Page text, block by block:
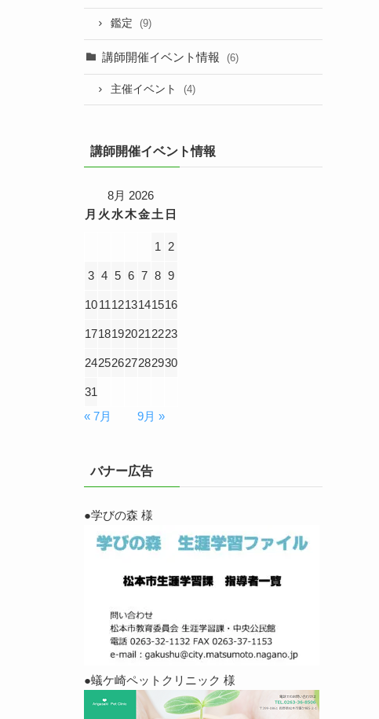
鑑定 (9)
講師開催イベント情報 (6)
主催イベント (4)
講師開催イベント情報
8月 2026
月 火 水木金土 日
1 2
3 4 5 6 7 8 9
10111213141516
17181920212223
24252627282930
31
« 7月
9月 »
バナー広告
●学びの森 様
●蟻ケ崎ペットクリニック 様